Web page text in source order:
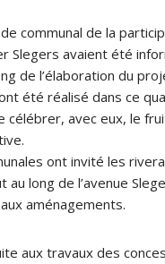
communal de la
Slegers avaient été
de l’élaboration du
été réalisé dans ce
célébrer, avec eux, le
ont invité les
au long de l’avenue
aménagements.
aux travaux des